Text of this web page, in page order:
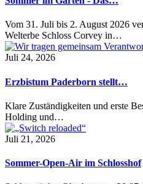
Vom 31. Juli bis 2. August 2026
Welterbe Schloss Corvey in…
Juli 24, 2026
Erzbistum Paderborn stellt…
Klare Zuständigkeiten und erste
Holding und…
Juli 21, 2026
Sommer-Open-Air im Schlosshof